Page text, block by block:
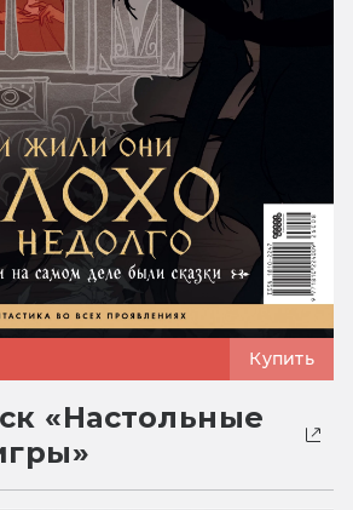
Купить
«Настольные